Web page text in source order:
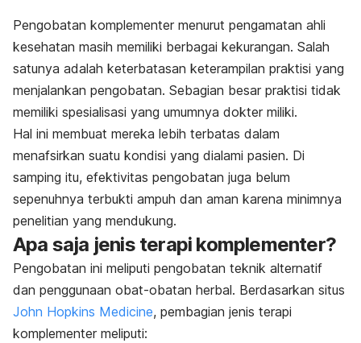
Pengobatan komplementer menurut pengamatan ahli
kesehatan masih memiliki berbagai kekurangan. Salah
satunya adalah keterbatasan keterampilan praktisi yang
menjalankan pengobatan. Sebagian besar praktisi tidak
memiliki spesialisasi yang umumnya dokter miliki.
Hal ini membuat mereka lebih terbatas dalam
menafsirkan suatu kondisi yang dialami pasien. Di
samping itu, efektivitas pengobatan juga belum
sepenuhnya terbukti ampuh dan aman karena minimnya
penelitian yang mendukung.
Apa saja jenis terapi komplementer?
Pengobatan ini meliputi pengobatan teknik alternatif
dan penggunaan obat-obatan herbal. Berdasarkan situs
John Hopkins Medicine, pembagian jenis terapi
komplementer meliputi: